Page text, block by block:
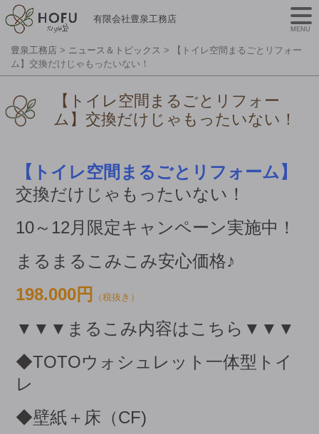
有限会社豊泉工務店
豊泉工務店 > ニュース＆トピックス >
【トイレ空間まるごとリフォー
ム】交換だけじゃもったいない！
【トイレ空間まるごとリフォー
ム】交換だけじゃもったいない！
【トイレ空間まるごとリフォーム】
交換だけじゃもったいない！
10～12月限定キャンペーン実施中！
まるまるこみこみ安心価格♪
198.000円 （税抜き）
▼▼▼まるこみ内容はこちら▼▼▼
◆TOTOウォシュレット一体型トイ
レ
◆壁紙＋床（CF)
MENU